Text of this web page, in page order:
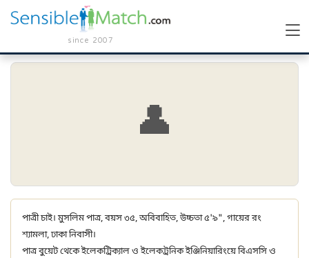
since 2007
👤
পাত্রী চাই। মুসলিম পাত্র, বয়স ৩৫, অবিবাহিত, উচ্চতা ৫'৯", গায়ের রং
শ্যামলা, ঢাকা নিবাসী।
পাত্র বুয়েট থেকে ইলেকট্রিক্যাল ও ইলেকট্রনিক ইঞ্জিনিয়ারিংয়ে বিএসসি ও